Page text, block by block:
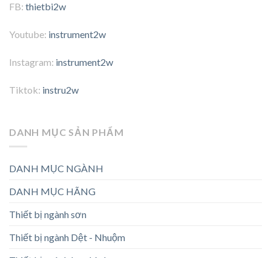
FB: thietbi2w
Youtube: instrument2w
Instagram: instrument2w
Tiktok: instru2w
DANH MỤC SẢN PHẨM
DANH MỤC NGÀNH
DANH MỤC HÃNG
Thiết bị ngành sơn
Thiết bị ngành Dệt - Nhuộm